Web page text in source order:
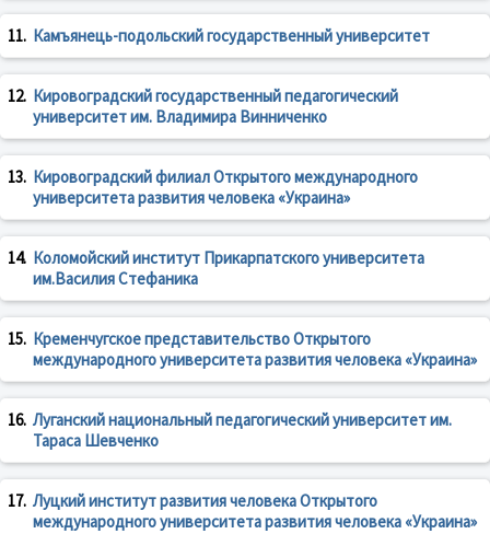
11. Камъянець-подольский государственный университет
12. Кировоградский государственный педагогический
университет им. Владимира Винниченко
13. Кировоградский филиал Открытого международного
университета развития человека «Украина»
14. Коломойский институт Прикарпатского университета
им.Василия Стефаника
15. Кременчугское представительство Открытого
международного университета развития человека «Украина»
16. Луганский национальный педагогический университет им.
Тараса Шевченко
17. Луцкий институт развития человека Открытого
международного университета развития человека «Украина»